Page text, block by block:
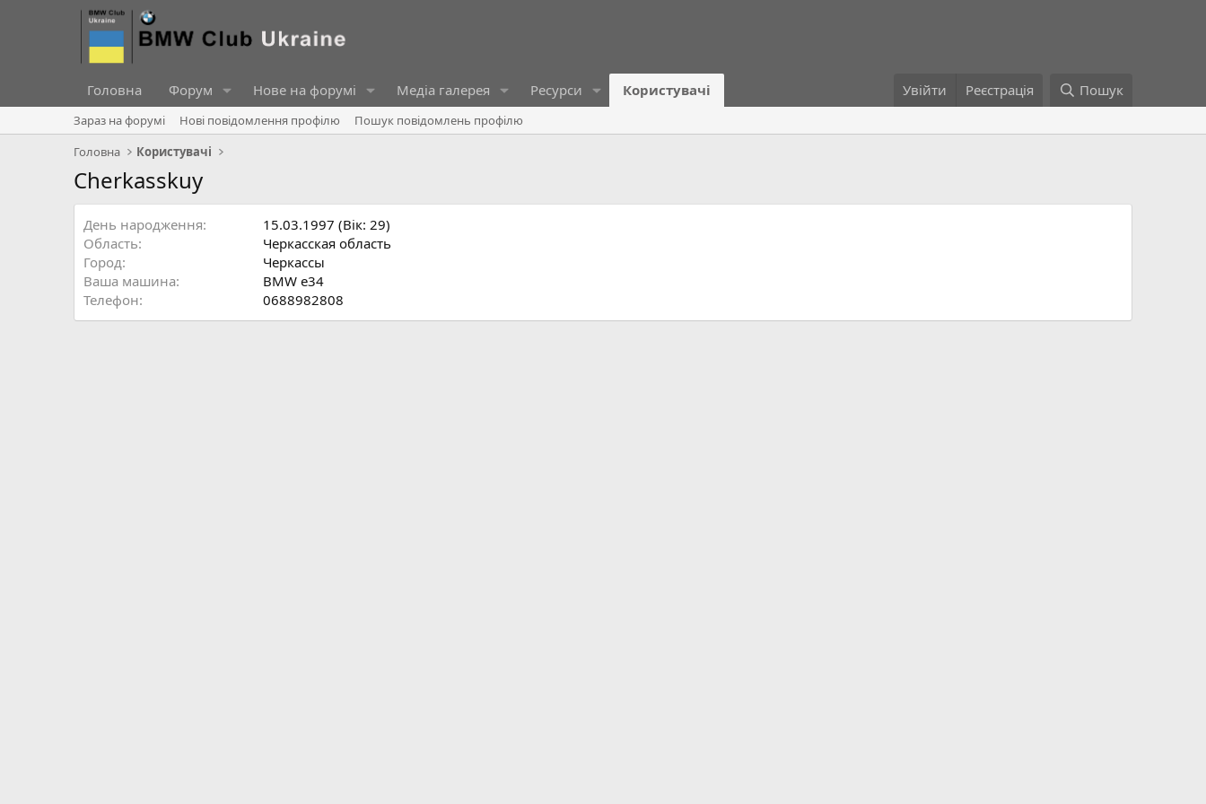
Головна Форум Нове на форумі Медіа галерея Ресурси Користувачі Увійти Реєстрація Пошук
Зараз на форумі Нові повідомлення профілю
Пошук повідомлень профілю
Головна
Користувачі
Cherkasskuy
День народження
15.03.1997 (Вік: 29)
Область
Черкасская область
Город
Черкассы
Ваша машина
BMW e34
Телефон
0688982808